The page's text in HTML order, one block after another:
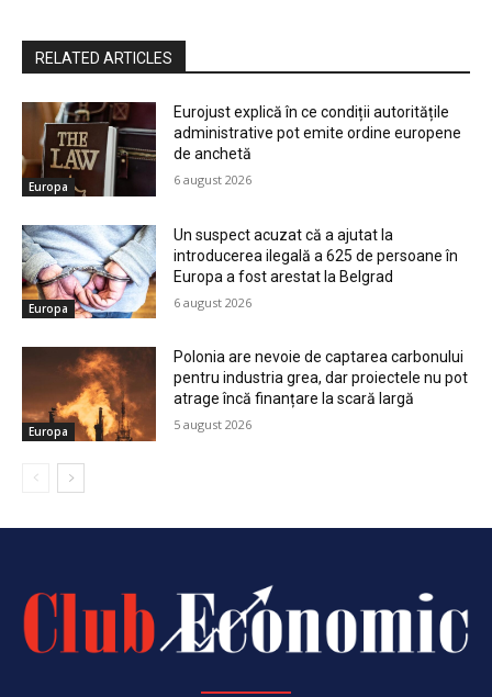
RELATED ARTICLES
Europa
Eurojust explică în ce condiții autoritățile
administrative pot emite ordine europene
de anchetă
6 august 2026
Europa
Un suspect acuzat că a ajutat la
introducerea ilegală a 625 de persoane în
Europa a fost arestat la Belgrad
6 august 2026
Europa
Polonia are nevoie de captarea carbonului
pentru industria grea, dar proiectele nu pot
atrage încă finanțare la scară largă
5 august 2026